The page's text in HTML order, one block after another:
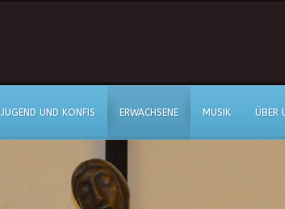
JUGEND UND KONFIS ERWACHSENE MUSIK ÜBER